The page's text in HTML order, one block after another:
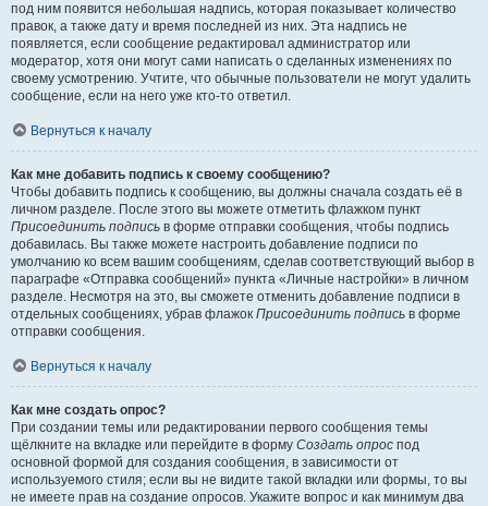
под ним появится небольшая надпись, которая показывает количество
правок, а также дату и время последней из них. Эта надпись не
появляется, если сообщение редактировал администратор или
модератор, хотя они могут сами написать о сделанных изменениях по
своему усмотрению. Учтите, что обычные пользователи не могут удалить
сообщение, если на него уже кто-то ответил.
Вернуться к началу
Как мне добавить подпись к своему сообщению?
Чтобы добавить подпись к сообщению, вы должны сначала создать её в
личном разделе. После этого вы можете отметить флажком пункт
Присоединить подпись в форме отправки сообщения, чтобы подпись
добавилась. Вы также можете настроить добавление подписи по
умолчанию ко всем вашим сообщениям, сделав соответствующий выбор в
параграфе «Отправка сообщений» пункта «Личные настройки» в личном
разделе. Несмотря на это, вы сможете отменить добавление подписи в
отдельных сообщениях, убрав флажок Присоединить подпись в форме
отправки сообщения.
Вернуться к началу
Как мне создать опрос?
При создании темы или редактировании первого сообщения темы
щёлкните на вкладке или перейдите в форму Создать опрос под
основной формой для создания сообщения, в зависимости от
используемого стиля; если вы не видите такой вкладки или формы, то вы
не имеете прав на создание опросов. Укажите вопрос и как минимум два